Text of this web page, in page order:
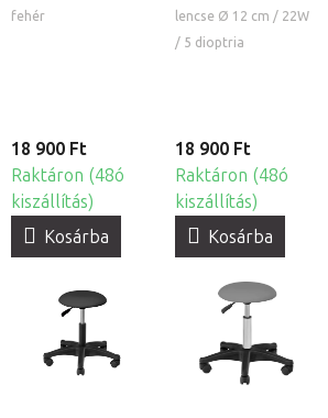
kozmetikai szék
fehér
18 900 Ft
Raktáron (48ó
kiszállítás)
Kosárba
lámpa nagyítóval
és állvánnyal
lencse Ø 12 cm / 22W
/ 5 dioptria
18 900 Ft
Raktáron (48ó
kiszállítás)
Kosárba